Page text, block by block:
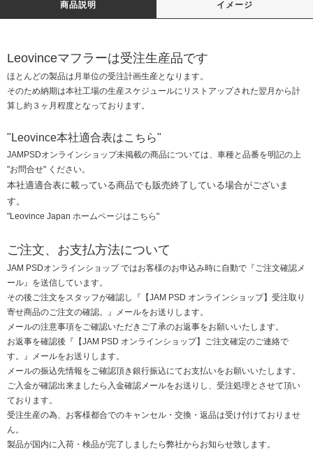
商品説明 イメージ
Leovinceマフラーは受注生産品です
ほとんどの製品は月単位の受注計画生産となります。
そのため納期は本社工場の生産スケジュールにリストアップされた翌月から計
算し約３ヶ月程度となっております。
"Leovince本社適合表はこちら"
JAMPSDオンラインショップ未掲載の商品については、車種と品番を明記の上
"お問合せ" ください。
本社適適合表に載っている商品でも販売終了している場合がございま
す。
"Leovince Japan ホームページはこちら"
ご注文、お支払方法について
JAM PSDオンラインショップ ではお客様のお申込み時に自動で『ご注文確認メ
ール』を送信しています。
その後ご注文をスタッフが確認し『【JAM PSD オンラインショップ】受注取り
寄せ商品のご注文の確認。』メールをお送りします。
メールの注意事項をご確認いただきご了承のお返事をお願いいたします。
お返事を確認後『【JAM PSD オンラインショップ】ご注文確定のご連絡で
す。』メールをお送りします。
メールの振込先情報をご確認頂き銀行振込にてお支払いをお願いいたします。
ご入金が確認出来ましたら入金確認メールをお送りし、受注処理とさせて頂い
ております。
受注生産の為、お客様都合でのキャンセル・交換・返品は受け付けておりませ
ん。
製品が国内に入荷・検品が完了しましたら弊社からお知らせ致します。